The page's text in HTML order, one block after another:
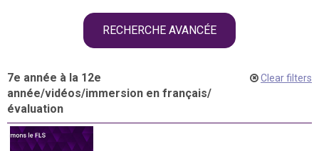
RECHERCHE AVANCÉE
7e année à la 12e
année/vidéos/immersion en français/
évaluation
Clear filters